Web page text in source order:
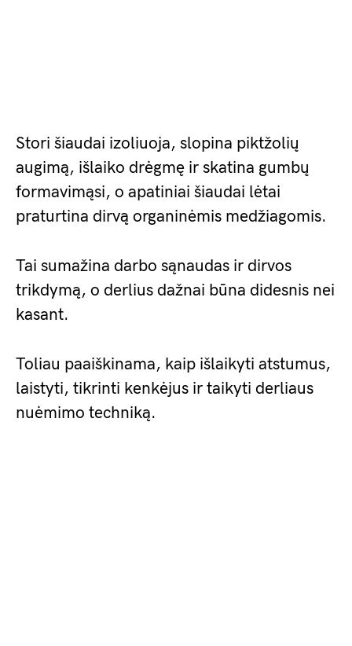
Stori šiaudai izoliuoja, slopina piktžolių
augimą, išlaiko drėgmę ir skatina gumbų
formavimąsi, o apatiniai šiaudai lėtai
praturtina dirvą organinėmis medžiagomis.
Tai sumažina darbo sąnaudas ir dirvos
trikdymą, o derlius dažnai būna didesnis nei
kasant.
Toliau paaiškinama, kaip išlaikyti atstumus,
laistyti, tikrinti kenkėjus ir taikyti derliaus
nuėmimo techniką.